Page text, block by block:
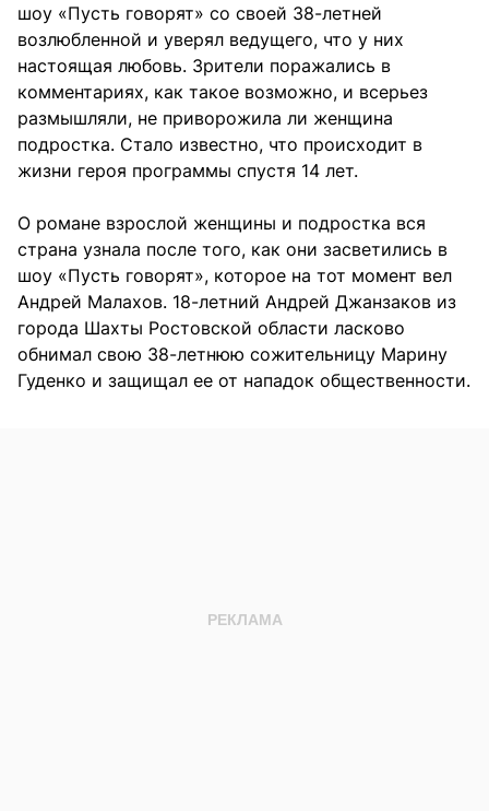
шоу «Пусть говорят» со своей 38-летней
возлюбленной и уверял ведущего, что у них
настоящая любовь. Зрители поражались в
комментариях, как такое возможно, и всерьез
размышляли, не приворожила ли женщина
подростка. Стало известно, что происходит в
жизни героя программы спустя 14 лет.
О романе взрослой женщины и подростка вся
страна узнала после того, как они засветились в
шоу «Пусть говорят», которое на тот момент вел
Андрей Малахов. 18-летний Андрей Джанзаков из
города Шахты Ростовской области ласково
обнимал свою 38-летнюю сожительницу Марину
Гуденко и защищал ее от нападок общественности.